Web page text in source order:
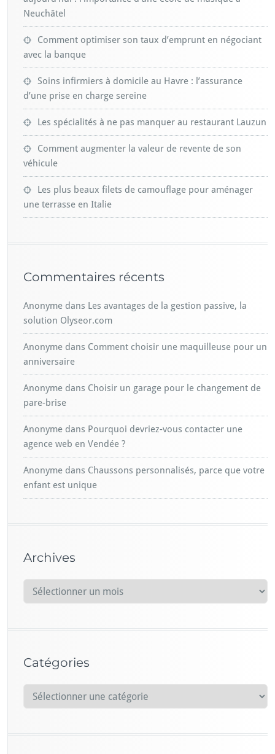
Neuchâtel
Comment optimiser son taux d’emprunt en négociant
avec la banque
Soins infirmiers à domicile au Havre : l’assurance
d’une prise en charge sereine
Les spécialités à ne pas manquer au restaurant Lauzun
Comment augmenter la valeur de revente de son
véhicule
Les plus beaux filets de camouflage pour aménager
une terrasse en Italie
Commentaires récents
Anonyme dans Les avantages de la gestion passive, la
solution Olyseor.com
Anonyme dans Comment choisir une maquilleuse pour un
anniversaire
Anonyme dans Choisir un garage pour le changement de
pare-brise
Anonyme dans Pourquoi devriez-vous contacter une
agence web en Vendée ?
Anonyme dans Chaussons personnalisés, parce que votre
enfant est unique
Archives
r
v
Catégories
a